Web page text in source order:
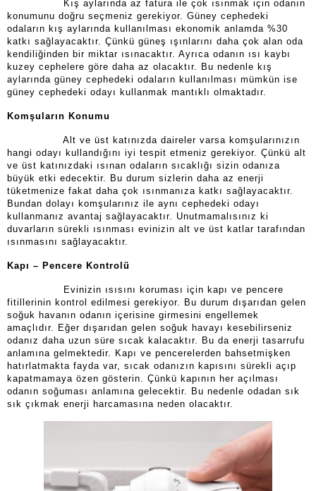
Kış aylarında az fatura ile çok ısınmak için odanın
konumunu doğru seçmeniz gerekiyor. Güney cephedeki
odaların kış aylarında kullanılması ekonomik anlamda %30
katkı sağlayacaktır. Çünkü güneş ışınlarını daha çok alan oda
kendiliğinden bir miktar ısınacaktır. Ayrıca odanın ısı kaybı
kuzey cephelere göre daha az olacaktır. Bu nedenle kış
aylarında güney cephedeki odaların kullanılması mümkün ise
güney cephedeki odayı kullanmak mantıklı olmaktadır.
Komşuların Konumu
Alt ve üst katınızda daireler varsa komşularınızın
hangi odayı kullandığını iyi tespit etmeniz gerekiyor. Çünkü alt
ve üst katınızdaki ısınan odaların sıcaklığı sizin odanıza
büyük etki edecektir. Bu durum sizlerin daha az enerji
tüketmenize fakat daha çok ısınmanıza katkı sağlayacaktır.
Bundan dolayı komşularınız ile aynı cephedeki odayı
kullanmanız avantaj sağlayacaktır. Unutmamalısınız ki
duvarların sürekli ısınması evinizin alt ve üst katlar tarafından
ısınmasını sağlayacaktır.
Kapı – Pencere Kontrolü
Evinizin ısısını koruması için kapı ve pencere
fitillerinin kontrol edilmesi gerekiyor. Bu durum dışarıdan gelen
soğuk havanın odanın içerisine girmesini engellemek
amaçlıdır. Eğer dışarıdan gelen soğuk havayı kesebilirseniz
odanız daha uzun süre sıcak kalacaktır. Bu da enerji tasarrufu
anlamına gelmektedir. Kapı ve pencerelerden bahsetmişken
hatırlatmakta fayda var, sıcak odanızın kapısını sürekli açıp
kapatmamaya özen gösterin. Çünkü kapının her açılması
odanın soğuması anlamına gelecektir. Bu nedenle odadan sık
sık çıkmak enerji harcamasına neden olacaktır.